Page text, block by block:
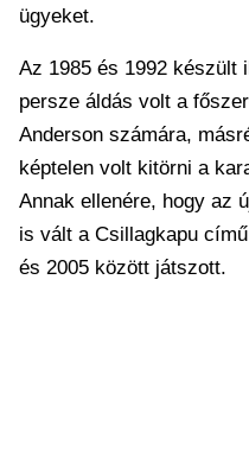
ügyeket.
Az 1985 és 1992 készült
persze áldás volt a
Anderson számára,
képtelen volt kitörni a
Annak ellenére, hogy az
is vált a Csillagkapu
és 2005 között játszott.